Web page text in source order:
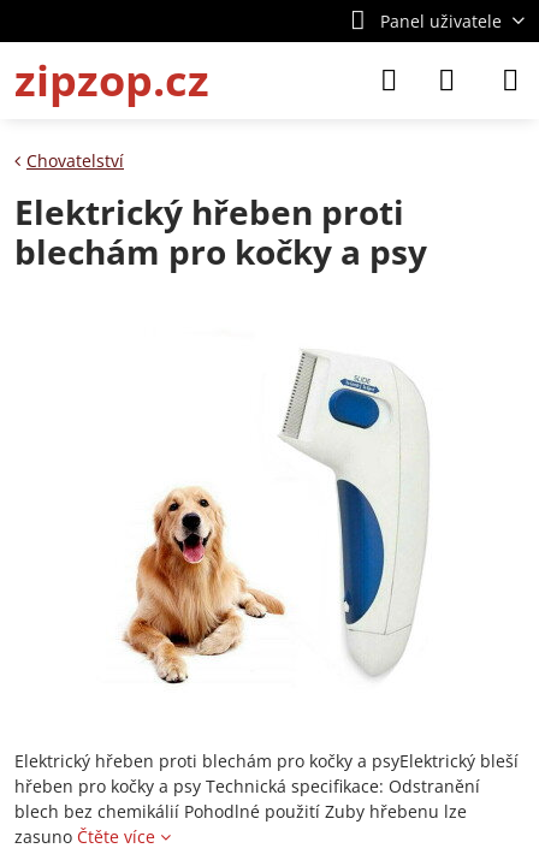
Panel uživatele
zipzop.cz
Chovatelství
Elektrický hřeben proti
blechám pro kočky a psy
Elektrický hřeben proti blechám pro kočky a psyElektrický bleší
hřeben pro kočky a psy Technická specifikace: Odstranění
blech bez chemikálií Pohodlné použití Zuby hřebenu lze
zasuno Čtěte více